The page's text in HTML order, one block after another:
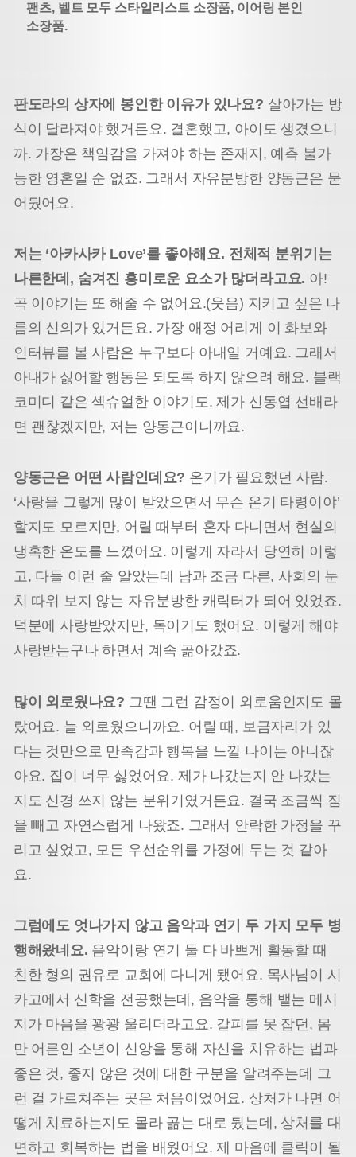
팬츠, 벨트 모두 스타일리스트 소장품, 이어링 본인
소장품.
판도라의 상자에 봉인한 이유가 있나요? 살아가는 방
식이 달라져야 했거든요. 결혼했고, 아이도 생겼으니
까. 가장은 책임감을 가져야 하는 존재지, 예측 불가
능한 영혼일 순 없죠. 그래서 자유분방한 양동근은 묻
어뒀어요.
저는 ‘아카사카 Love’를 좋아해요. 전체적 분위기는
나른한데, 숨겨진 흥미로운 요소가 많더라고요. 아!
곡 이야기는 또 해줄 수 없어요.(웃음) 지키고 싶은 나
름의 신의가 있거든요. 가장 애정 어리게 이 화보와
인터뷰를 볼 사람은 누구보다 아내일 거예요. 그래서
아내가 싫어할 행동은 되도록 하지 않으려 해요. 블랙
코미디 같은 섹슈얼한 이야기도. 제가 신동엽 선배라
면 괜찮겠지만, 저는 양동근이니까요.
양동근은 어떤 사람인데요? 온기가 필요했던 사람.
‘사랑을 그렇게 많이 받았으면서 무슨 온기 타령이야’
할지도 모르지만, 어릴 때부터 혼자 다니면서 현실의
냉혹한 온도를 느꼈어요. 이렇게 자라서 당연히 이렇
고, 다들 이런 줄 알았는데 남과 조금 다른, 사회의 눈
치 따위 보지 않는 자유분방한 캐릭터가 되어 있었죠.
덕분에 사랑받았지만, 독이기도 했어요. 이렇게 해야
사랑받는구나 하면서 계속 곪아갔죠.
많이 외로웠나요? 그땐 그런 감정이 외로움인지도 몰
랐어요. 늘 외로웠으니까요. 어릴 때, 보금자리가 있
다는 것만으로 만족감과 행복을 느낄 나이는 아니잖
아요. 집이 너무 싫었어요. 제가 나갔는지 안 나갔는
지도 신경 쓰지 않는 분위기였거든요. 결국 조금씩 짐
을 빼고 자연스럽게 나왔죠. 그래서 안락한 가정을 꾸
리고 싶었고, 모든 우선순위를 가정에 두는 것 같아
요.
그럼에도 엇나가지 않고 음악과 연기 두 가지 모두 병
행해왔네요. 음악이랑 연기 둘 다 바쁘게 활동할 때
친한 형의 권유로 교회에 다니게 됐어요. 목사님이 시
카고에서 신학을 전공했는데, 음악을 통해 뱉는 메시
지가 마음을 꽝꽝 울리더라고요. 갈피를 못 잡던, 몸
만 어른인 소년이 신앙을 통해 자신을 치유하는 법과
좋은 것, 좋지 않은 것에 대한 구분을 알려주는데 그
런 걸 가르쳐주는 곳은 처음이었어요. 상처가 나면 어
떻게 치료하는지도 몰라 곪는 대로 뒀는데, 상처를 대
면하고 회복하는 법을 배웠어요. 제 마음에 클릭이 될